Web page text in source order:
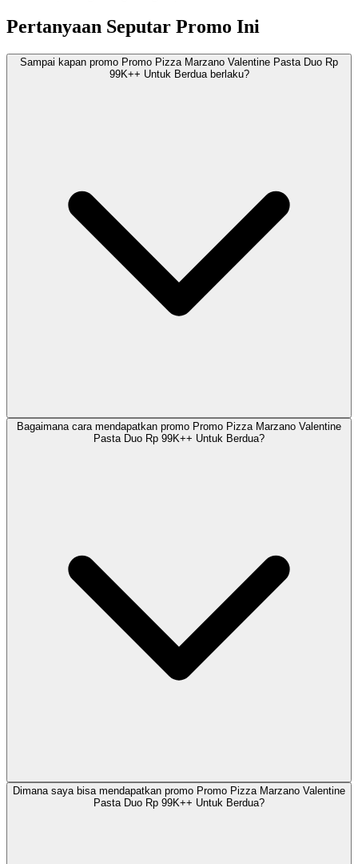
Pertanyaan Seputar Promo Ini
Sampai kapan promo Promo Pizza Marzano Valentine Pasta Duo Rp
99K++ Untuk Berdua berlaku?
Bagaimana cara mendapatkan promo Promo Pizza Marzano Valentine
Pasta Duo Rp 99K++ Untuk Berdua?
Dimana saya bisa mendapatkan promo Promo Pizza Marzano Valentine
Pasta Duo Rp 99K++ Untuk Berdua?